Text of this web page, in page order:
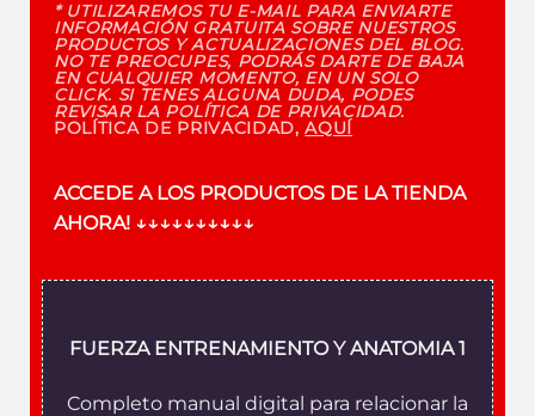
* UTILIZAREMOS TU E-MAIL PARA ENVIARTE
INFORMACIÓN GRATUITA SOBRE NUESTROS
PRODUCTOS Y ACTUALIZACIONES DEL BLOG.
NO TE PREOCUPES, PODRÁS DARTE DE BAJA
EN CUALQUIER MOMENTO, EN UN SOLO
CLICK. SI TENES ALGUNA DUDA, PODES
REVISAR LA POLÍTICA DE PRIVACIDAD.
POLÍTICA DE PRIVACIDAD,AQUÍ
ACCEDE A LOS PRODUCTOS DE LA TIENDA
AHORA! ↓↓↓↓↓↓↓↓↓↓
FUERZA ENTRENAMIENTO Y ANATOMIA 1
Completo manual digital para relacionar la